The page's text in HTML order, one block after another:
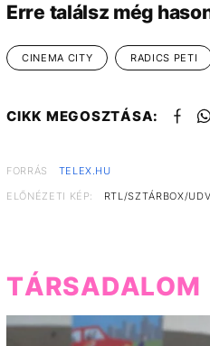
Erre találsz még
CINEMA CITY RADICS PETI
CIKK MEGOSZTÁSA:
FORRÁS
TELEX.HU
ELŐNÉZETI KÉP:
RTL/SZTÁRBOX/
TÁRSADALOM